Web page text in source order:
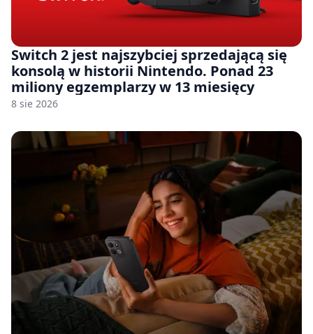
Switch 2 jest najszybciej sprzedającą się
konsolą w historii Nintendo. Ponad 23
miliony egzemplarzy w 13 miesięcy
8 sie 2026